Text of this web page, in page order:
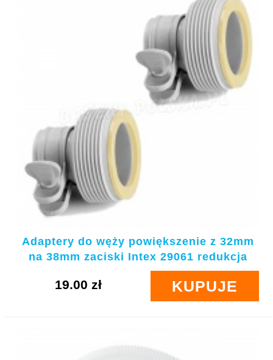
Adaptery do węży powiększenie z 32mm
na 38mm zaciski Intex 29061 redukcja
KUPUJE
19.00 zł